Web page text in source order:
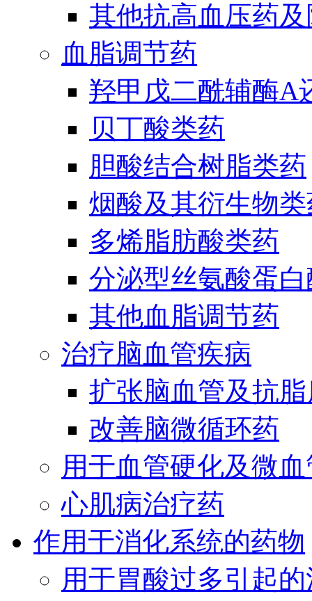
其他抗高血压药
血脂调节药
羟甲戊二酰辅酶A
贝丁酸类药
胆酸结合树脂类药
烟酸及其衍生物
多烯脂肪酸类药
分泌型丝氨酸蛋
其他血脂调节药
治疗脑血管疾病
扩张脑血管及抗
改善脑微循环药
用于血管硬化及微
心肌病治疗药
作用于消化系统的药物
用于胃酸过多引起